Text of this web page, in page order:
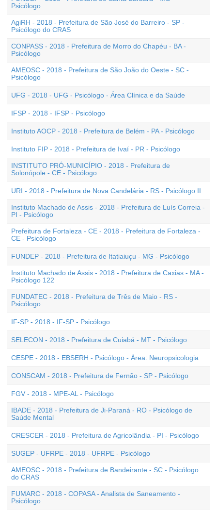
Psicólogo
AgiRH - 2018 - Prefeitura de São José do Barreiro - SP -
Psicólogo do CRAS
CONPASS - 2018 - Prefeitura de Morro do Chapéu - BA -
Psicólogo
AMEOSC - 2018 - Prefeitura de São João do Oeste - SC -
Psicólogo
UFG - 2018 - UFG - Psicólogo - Área Clínica e da Saúde
IFSP - 2018 - IFSP - Psicólogo
Instituto AOCP - 2018 - Prefeitura de Belém - PA - Psicólogo
Instituto FIP - 2018 - Prefeitura de Ivaí - PR - Psicólogo
INSTITUTO PRÓ-MUNICÍPIO - 2018 - Prefeitura de
Solonópole - CE - Psicólogo
URI - 2018 - Prefeitura de Nova Candelária - RS - Psicólogo II
Instituto Machado de Assis - 2018 - Prefeitura de Luís Correia -
PI - Psicólogo
Prefeitura de Fortaleza - CE - 2018 - Prefeitura de Fortaleza -
CE - Psicólogo
FUNDEP - 2018 - Prefeitura de Itatiaiuçu - MG - Psicólogo
Instituto Machado de Assis - 2018 - Prefeitura de Caxias - MA -
Psicólogo 122
FUNDATEC - 2018 - Prefeitura de Três de Maio - RS -
Psicólogo
IF-SP - 2018 - IF-SP - Psicólogo
SELECON - 2018 - Prefeitura de Cuiabá - MT - Psicólogo
CESPE - 2018 - EBSERH - Psicólogo - Área: Neuropsicologia
CONSCAM - 2018 - Prefeitura de Fernão - SP - Psicólogo
FGV - 2018 - MPE-AL - Psicólogo
IBADE - 2018 - Prefeitura de Ji-Paraná - RO - Psicólogo de
Saúde Mental
CRESCER - 2018 - Prefeitura de Agricolândia - PI - Psicólogo
SUGEP - UFRPE - 2018 - UFRPE - Psicólogo
AMEOSC - 2018 - Prefeitura de Bandeirante - SC - Psicólogo
do CRAS
FUMARC - 2018 - COPASA - Analista de Saneamento -
Psicólogo